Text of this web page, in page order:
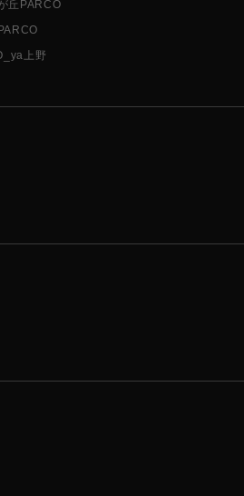
丘PARCO
上野